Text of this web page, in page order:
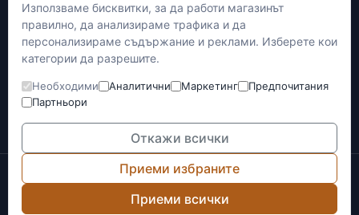
+(359) 898 719431
contact.maxshop.bg@gmail.com
улица Панайот Волов 42, Шумен
Наложен платеж
Банков превод
Доставка с Еконт
© 2026 Max-Shop.bg. Всички права запазени.
Онлайн магазинът е изготвен и се поддържа от
Използваме бисквитки, за да работи магазинът
правилно, да анализираме трафика и да
персонализираме съдържание и реклами. Изберете кои
категории да разрешите.
Необходими Аналитични Маркетинг
Предпочитания
Партньори
Откажи всички
Приеми избраните
Приеми всички